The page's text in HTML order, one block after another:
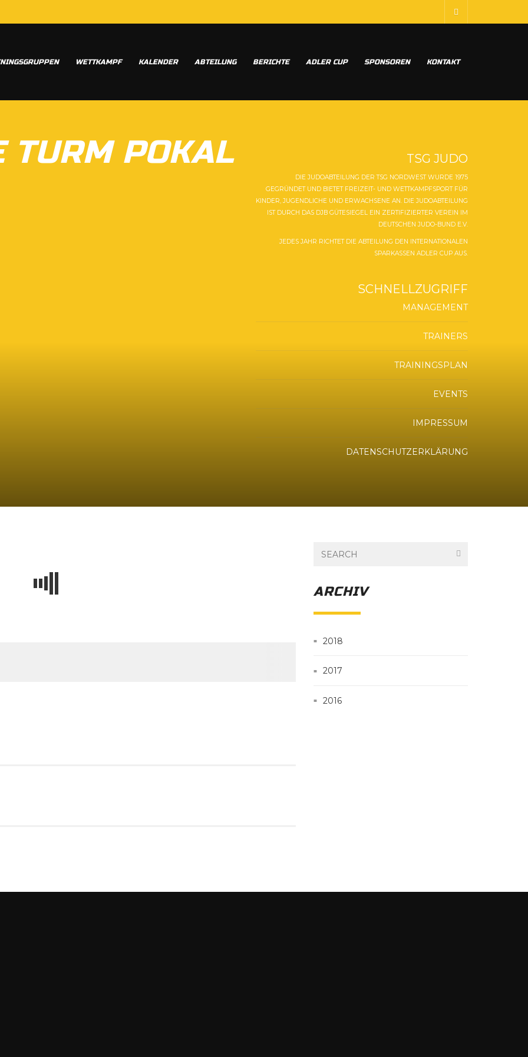
WETTKAMPF KALENDER ABTEILUNG BERICHTE ADLER CUP SPONSOREN KONTAKT
TURM POKAL
TSG JUDO
DIE JUDOABTEILUNG DER TSG NORDWEST WURDE 1975
GEGRÜNDET UND BIETET FREIZEIT- UND WETTKAMPFSPORT FÜR
KINDER, JUGENDLICHE UND ERWACHSENE AN. DIE JUDOABTEILUNG
IST DURCH DAS DJB GÜTESIEGEL EIN ZERTIFIZIERTER VEREIN IM
DEUTSCHEN JUDO-BUND E.V.
JEDES JAHR RICHTET DIE ABTEILUNG DEN INTERNATIONALEN
SPARKASSEN ADLER CUP AUS.
SCHNELLZUGRIFF
MANAGEMENT
TRAINERS
TRAININGSPLAN
EVENTS
IMPRESSUM
DATENSCHUTZERKLÄRUNG
ARCHIV
2018
2017
2016